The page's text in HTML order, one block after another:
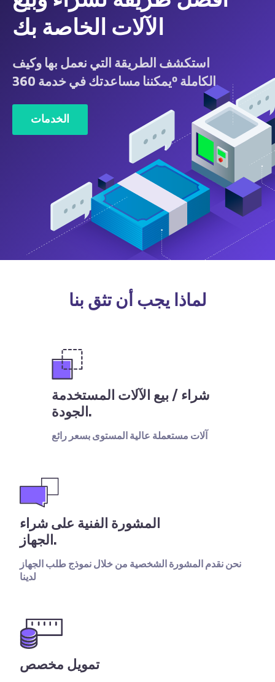
الآلات الخاصة بك
استكشف الطريقة التي نعمل بها وكيف
يمكننا مساعدتك في خدمة 360º الكاملة
الخدمات
لماذا يجب أن تثق بنا
شراء / بيع الآلات المستخدمة
الجودة.
آلات مستعملة عالية المستوى بسعر رائع
المشورة الفنية على شراء
الجهاز.
نحن نقدم المشورة الشخصية من خلال نموذج طلب الجهاز
لدينا
تمويل مخصص